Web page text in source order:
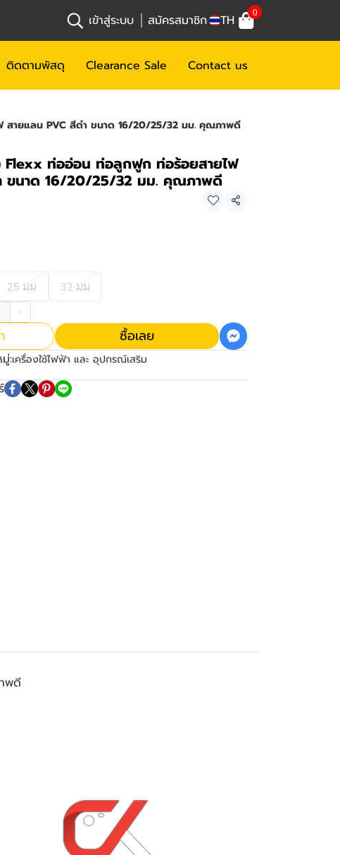
เข้าสู่ระบบ สมัครสมาชิก TH 0
ติดตามพัสดุ Clearance Sale Contact us
สายแลน PVC สีดำ ขนาด 16/20/25/32 มม. คุณภาพดี
Flexx ท่ออ่อน ท่อลูกฟูก ท่อร้อยสายไฟ
ขนาด 16/20/25/32 มม. คุณภาพดี
แชร์
25 มม 32 มม
ซื้อเลย
:เครื่องใช้ไฟฟ้า และ อุปกรณ์เสริม
พดี